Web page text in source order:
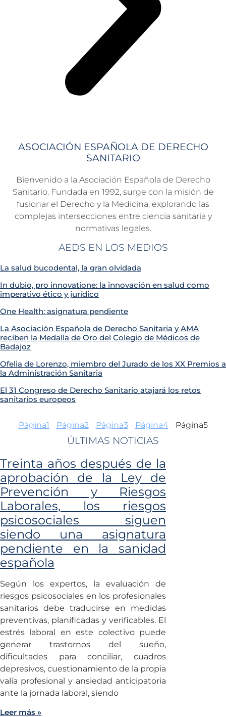
ASOCIACIÓN ESPAÑOLA DE DERECHO
SANITARIO
Bienvenido a la Asociación Española de Derecho
Sanitario. Fundada en 1992, surge con la misión de
fusionar el Derecho y la Medicina, explorando las
complejas intersecciones entre ciencia sanitaria y
normativas legales.
AEDS EN LOS MEDIOS
La salud bucodental, la gran olvidada
In dubio, pro innovatione: la innovación en salud como
imperativo ético y jurídico
One Health: asignatura pendiente
La Asociación Española de Derecho Sanitaria y AMA
reciben la Medalla de Oro del Colegio de Médicos de
Badajoz
Ofelia de Lorenzo, miembro del Jurado de los XX Premios a
la Administración Sanitaria
El 31 Congreso de Derecho Sanitario atajará los retos
sanitarios europeos
Página1 Página2 Página3 Página4 Página5
ÚLTIMAS NOTICIAS
Treinta años después de la
aprobación de la Ley de
Prevención y Riesgos
Laborales, los riesgos
psicosociales siguen
siendo una asignatura
pendiente en la sanidad
española
Según los expertos, la evaluación de
riesgos psicosociales en los profesionales
sanitarios debe traducirse en medidas
preventivas, planificadas y verificables. El
estrés laboral en este colectivo puede
generar trastornos del sueño,
dificultades para conciliar, cuadros
depresivos, cuestionamiento de la propia
valía profesional y ansiedad anticipatoria
ante la jornada laboral, siendo
Leer más »